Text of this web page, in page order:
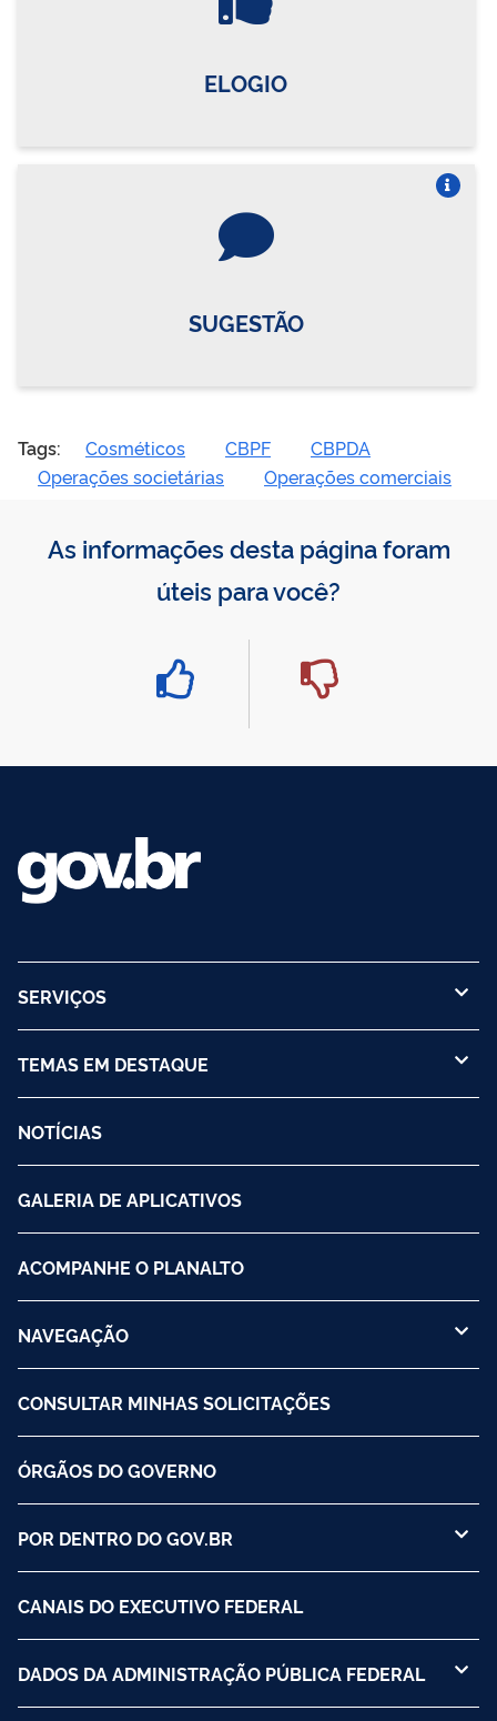
ELOGIO
SUGESTÃO
Tags: Cosméticos CBPF
CBPDA
Operações societárias
Operações comerciais
As informações desta página foram
úteis para você?
SERVIÇOS
TEMAS EM DESTAQUE
NOTÍCIAS
GALERIA DE APLICATIVOS
ACOMPANHE O PLANALTO
NAVEGAÇÃO
CONSULTAR MINHAS SOLICITAÇÕES
ÓRGÃOS DO GOVERNO
POR DENTRO DO GOV.BR
CANAIS DO EXECUTIVO FEDERAL
DADOS DA ADMINISTRAÇÃO PÚBLICA FEDERAL